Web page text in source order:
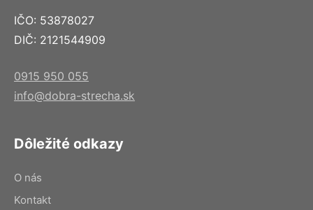
IČO: 53878027
DIČ: 2121544909
0915 950 055
info@dobra-strecha.sk
Dôležité odkazy
O nás
Kontakt